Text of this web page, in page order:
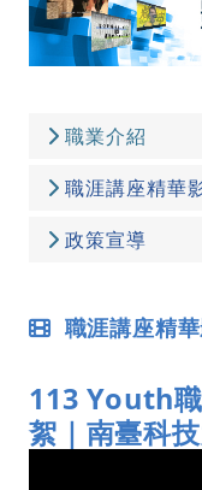
職業介紹
職涯講座精華
政策宣導
職涯講座精
113 Youth
絮｜南臺科